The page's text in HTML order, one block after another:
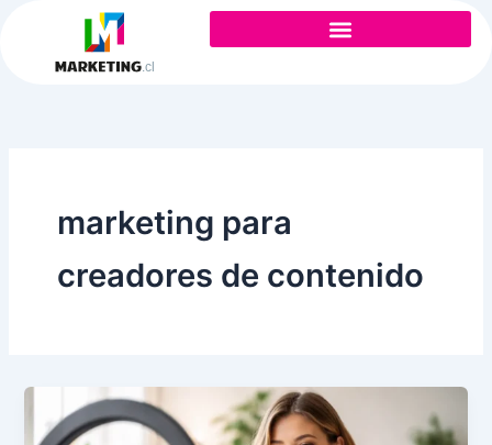
contenido
marketing para
creadores de contenido